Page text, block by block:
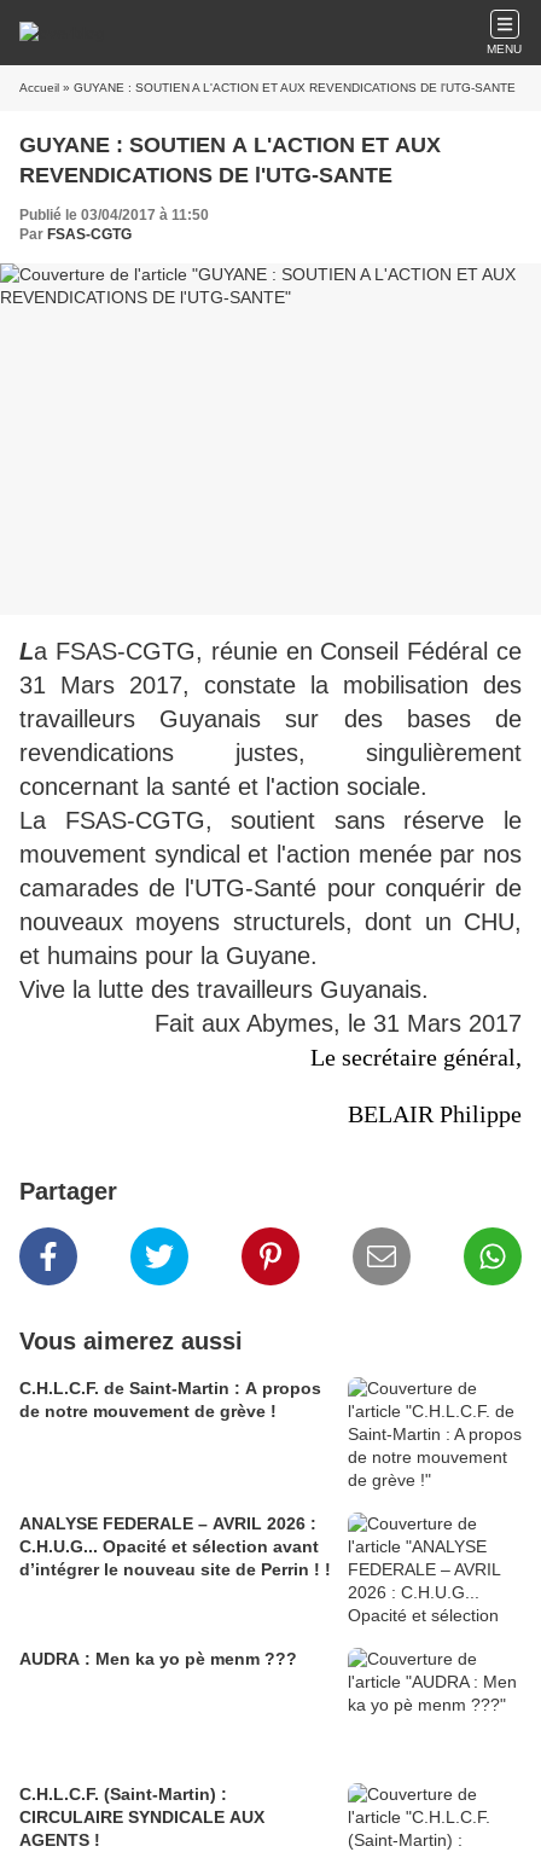
MENU
Accueil » GUYANE : SOUTIEN A L'ACTION ET AUX REVENDICATIONS DE l'UTG-SANTE
GUYANE : SOUTIEN A L'ACTION ET AUX
REVENDICATIONS DE l'UTG-SANTE
Publié le 03/04/2017 à 11:50
Par FSAS-CGTG
La FSAS-CGTG, réunie en Conseil Fédéral ce
31 Mars 2017, constate la mobilisation des
travailleurs Guyanais sur des bases de
revendications justes, singulièrement
concernant la santé et l'action sociale.
La FSAS-CGTG, soutient sans réserve le
mouvement syndical et l'action menée par nos
camarades de l'UTG-Santé pour conquérir de
nouveaux moyens structurels, dont un CHU,
et humains pour la Guyane.
Vive la lutte des travailleurs Guyanais.
Fait aux Abymes, le 31 Mars 2017
Le secrétaire général,
BELAIR Philippe
Partager
Vous aimerez aussi
C.H.L.C.F. de Saint-Martin : A propos
de notre mouvement de grève !
ANALYSE FEDERALE – AVRIL 2026 :
C.H.U.G... Opacité et sélection avant
d’intégrer le nouveau site de Perrin ! !
AUDRA : Men ka yo pè menm ???
C.H.L.C.F. (Saint-Martin) :
CIRCULAIRE SYNDICALE AUX
AGENTS !